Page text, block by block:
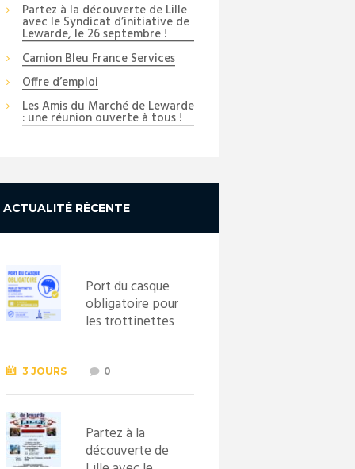
Partez à la découverte de Lille
avec le Syndicat d’initiative de
Lewarde, le 26 septembre !
Camion Bleu France Services
Offre d’emploi
Les Amis du Marché de Lewarde
: une réunion ouverte à tous !
ACTUALITÉ RÉCENTE
Port du casque
obligatoire pour
les trottinettes
septembre
2026
3 JOURS 0
Partez à la
découverte de